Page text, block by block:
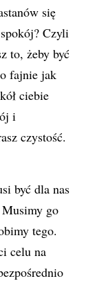
się
Czyli
to, żeby być
fajnie jak
ciebie
i
czystość.
być dla nas
go
tego.
celu na